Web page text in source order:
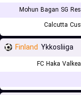
Mohun Bagan SG
Calcutta
Finland Ykkosliiga
FC Haka